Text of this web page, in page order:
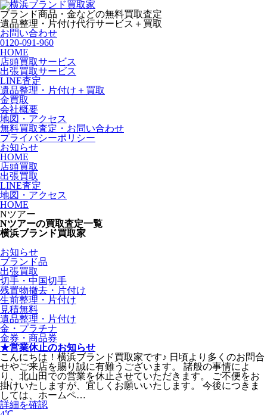
ブランド商品・金などの無料買取査定
遺品整理・片付け代行サービス＋買取
お問い合わせ
0120-091-960
HOME
店頭買取サービス
出張買取サービス
LINE査定
遺品整理・片付け＋買取
金買取
会社概要
地図・アクセス
無料買取査定・お問い合わせ
プライバシーポリシー
お知らせ
HOME
店頭買取
出張買取
LINE査定
地図・アクセス
HOME
Nツアー
Nツアーの買取査定一覧
横浜ブランド買取家
お知らせ
ブランド品
出張買取
切手・中国切手
残置物撤去・片付け
生前整理・片付け
見積無料
遺品整理・片付け
金・プラチナ
金券・商品券
★営業休止のお知らせ
こんにちは！横浜ブランド買取家です♪ 日頃より多くのお問合
せやご来店を賜り誠に有難うございます。 諸般の事情によ
り、北山田での営業を休止させていただきます。 ご不便をお
掛けいたしますが、宜しくお願いいたします。 今後につきま
しては、ホームペ…
詳細を確認